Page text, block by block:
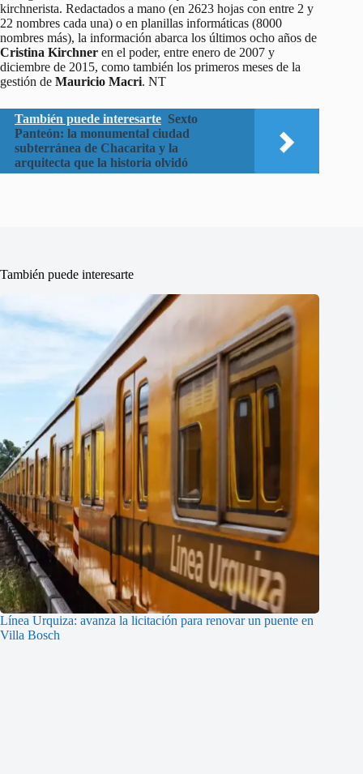
kirchnerista. Redactados a mano (en 2623 hojas con entre 2 y
22 nombres cada una) o en planillas informáticas (8000
nombres más), la información abarca los últimos ocho años de
Cristina Kirchner en el poder, entre enero de 2007 y
diciembre de 2015, como también los primeros meses de la
gestión de Mauricio Macri. NT
También puede interesarte Sexto
Panteón: la monumental ciudad
subterránea de Chacarita y la
arquitecta que la historia olvidó
También puede interesarte
Línea Urquiza: avanza la licitación para renovar un puente en
Villa Bosch